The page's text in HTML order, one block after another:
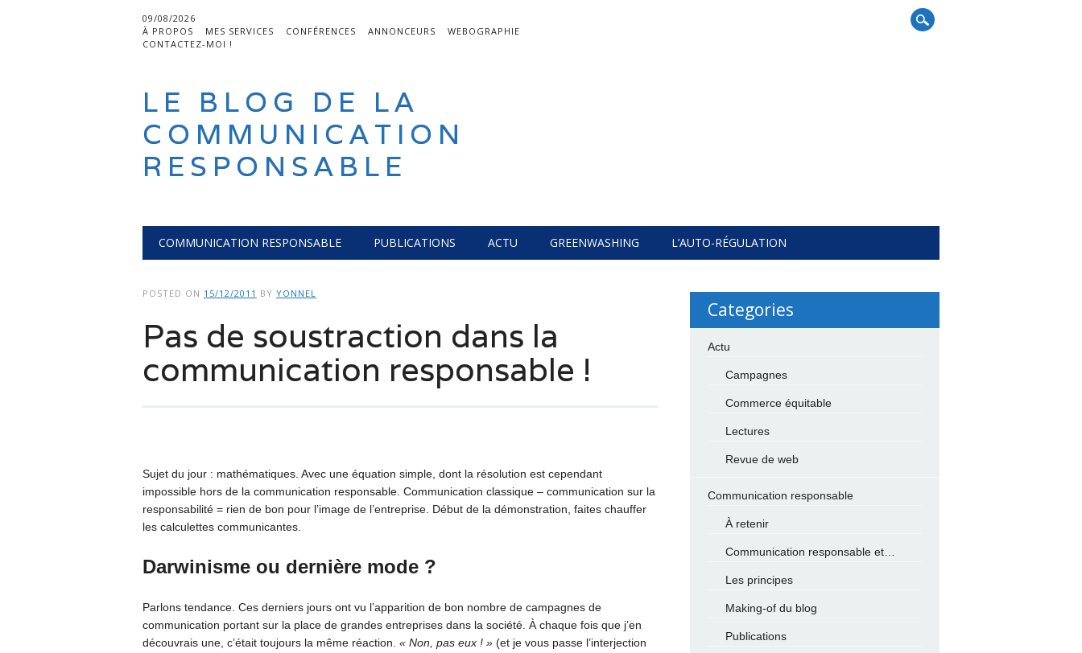
09/08/2026
À PROPOS
MES SERVICES CONFÉRENCES ANNONCEURS
WEBOGRAPHIE
CONTACTEZ-MOI !
LE BLOG DE LA
COMMUNICATION
RESPONSABLE
Main menu
COMMUNICATION RESPONSABLE PUBLICATIONS ACTU GREENWASHING L’AUTO-RÉGULATION
POSTED ON 15/12/2011 BY YONNEL
Pas de soustraction dans la
communication responsable !
Sujet du jour : mathématiques. Avec une équation simple, dont la résolution est cependant
impossible hors de la communication responsable. Communication classique – communication sur la
responsabilité = rien de bon pour l’image de l’entreprise. Début de la démonstration, faites chauffer
les calculettes communicantes.
Darwinisme ou dernière mode ?
Parlons tendance. Ces derniers jours ont vu l’apparition de bon nombre de campagnes de
communication portant sur la place de grandes entreprises dans la société. À chaque fois que j’en
découvrais une, c’était toujours la même réaction. « Non, pas eux ! »(et je vous passe l’interjection
Categories
Actu
Campagnes
Commerce équitable
Lectures
Revue de web
Communication responsable
À retenir
Communication responsable et…
Les principes
Making-of du blog
Publications